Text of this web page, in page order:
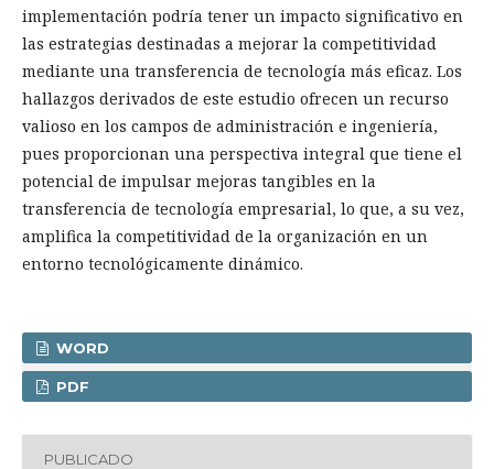
implementación podría tener un impacto significativo en
las estrategias destinadas a mejorar la competitividad
mediante una transferencia de tecnología más eficaz. Los
hallazgos derivados de este estudio ofrecen un recurso
valioso en los campos de administración e ingeniería,
pues proporcionan una perspectiva integral que tiene el
potencial de impulsar mejoras tangibles en la
transferencia de tecnología empresarial, lo que, a su vez,
amplifica la competitividad de la organización en un
entorno tecnológicamente dinámico.
WORD
PDF
PUBLICADO